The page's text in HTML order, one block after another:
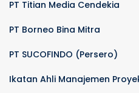
PT Titian Media Cendekia
PT Borneo Bina Mitra
PT SUCOFINDO (Persero)
Ikatan Ahli Manajemen